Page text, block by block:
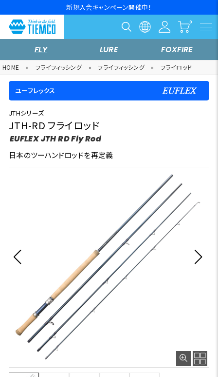
新規入会キャンペーン開催中！
FLY LURE FOXFIRE
HOME » フライフィッシング » フライフィッシング » フライロッド
ユーフレックス
JTHシリーズ
JTH-RD フライロッド
EUFLEX JTH RD Fly Rod
日本のツーハンドロッドを再定義